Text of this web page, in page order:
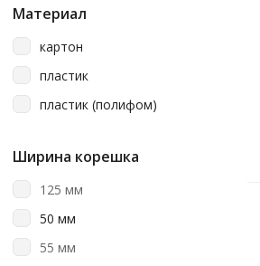
мрамор
мятный
оранжевый
персиковый
салатовый
серый
синий
синий мрамор
750 листов
Материал
картон
пластик
пластик (полифом)
Ширина корешка
125 мм
50 мм
55 мм